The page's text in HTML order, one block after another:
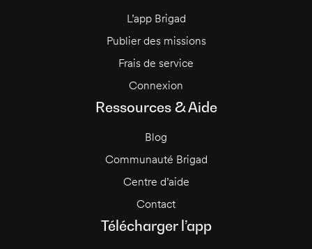
L’app Brigad
Publier des missions
Frais de service
Connexion
Ressources & Aide
Blog
Communauté Brigad
Centre d’aide
Contact
Télécharger l’app